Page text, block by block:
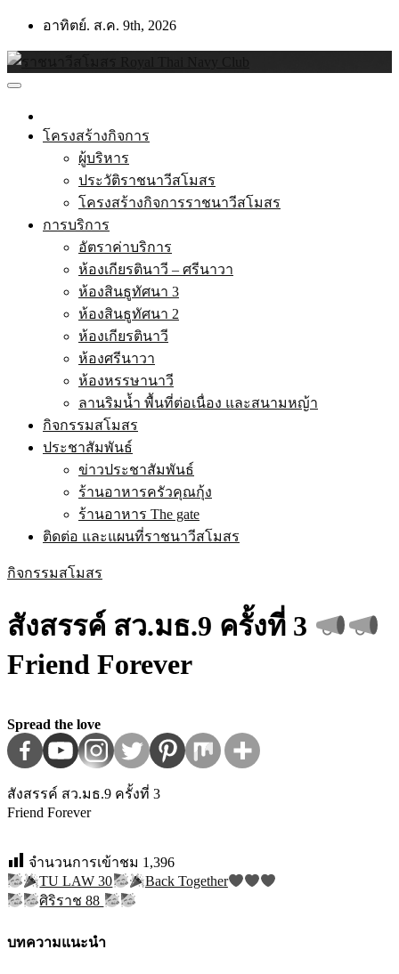
Skip
content
อาทิตย์. ส.ค. 9th, 2026
โครงสร้างกิจการ
ผู้บริหาร
ประวัติราชนาวีสโมสร
โครงสร้างกิจการราชนาวีสโมสร
การบริการ
อัตราค่าบริการ
ห้องเกียรตินาวี – ศรีนาวา
ห้องสินธูทัศนา 3
ห้องสินธูทัศนา 2
ห้องเกียรตินาวี
ห้องศรีนาวา
ห้องหรรษานาวี
ลานริมน้ำ พื้นที่ต่อเนื่อง และสนามหญ้า
กิจกรรมสโมสร
ประชาสัมพันธ์
ข่าวประชาสัมพันธ์
ร้านอาหารครัวคุณกุ้ง
ร้านอาหาร The gate
ติดต่อ และแผนที่ราชนาวีสโมสร
กิจกรรมสโมสร
สังสรรค์ สว.มธ.9 ครั้งที่ 3
Friend Forever
Spread the love
สังสรรค์ สว.มธ.9 ครั้งที่ 3
Friend Forever
จำนวนการเข้าชม 1,396
แนะแนว
TU LAW 30
Back Together
ศิริราช 88
บทความแนะนำ